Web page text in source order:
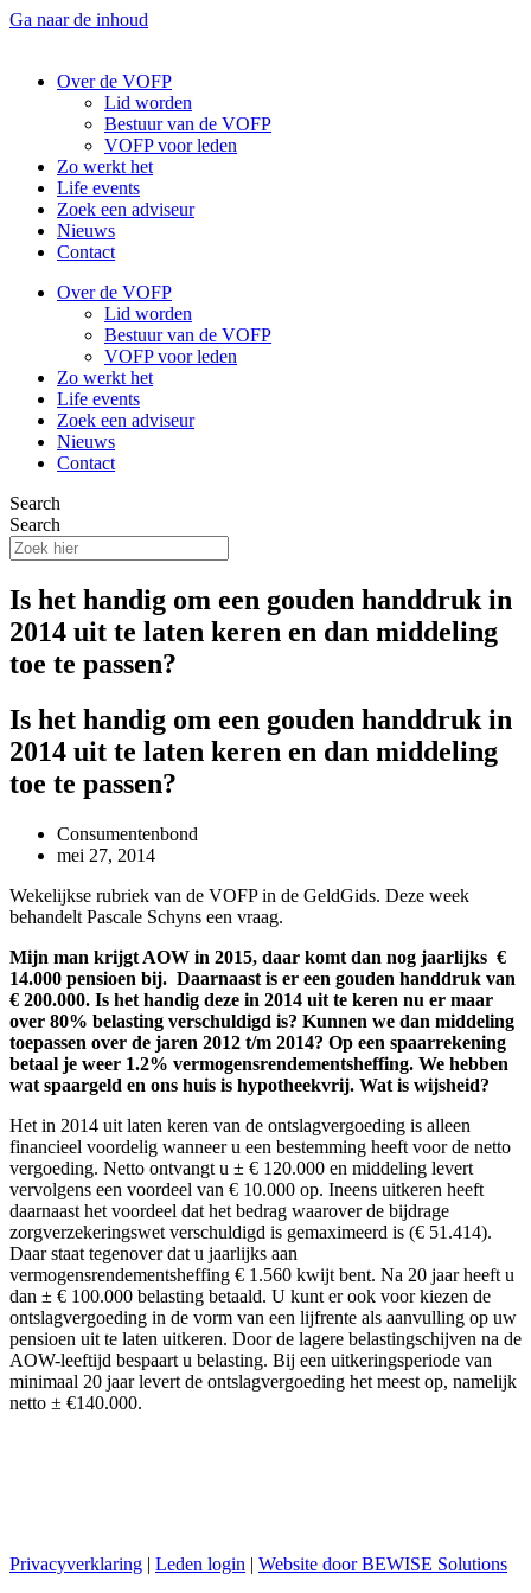
Ga naar de inhoud
Over de VOFP
Lid worden
Bestuur van de VOFP
VOFP voor leden
Zo werkt het
Life events
Zoek een adviseur
Nieuws
Contact
Over de VOFP
Lid worden
Bestuur van de VOFP
VOFP voor leden
Zo werkt het
Life events
Zoek een adviseur
Nieuws
Contact
Search
Search
Is het handig om een gouden handdruk in
2014 uit te laten keren en dan middeling
toe te passen?
Is het handig om een gouden handdruk in
2014 uit te laten keren en dan middeling
toe te passen?
Consumentenbond
mei 27, 2014
Wekelijkse rubriek van de VOFP in de GeldGids. Deze week
behandelt Pascale Schyns een vraag.
Mijn man krijgt AOW in 2015, daar komt dan nog jaarlijks €
14.000 pensioen bij. Daarnaast is er een gouden handdruk van
€ 200.000. Is het handig deze in 2014 uit te keren nu er maar
over 80% belasting verschuldigd is? Kunnen we dan middeling
toepassen over de jaren 2012 t/m 2014? Op een spaarrekening
betaal je weer 1.2% vermogensrendementsheffing. We hebben
wat spaargeld en ons huis is hypotheekvrij. Wat is wijsheid?
Het in 2014 uit laten keren van de ontslagvergoeding is alleen
financieel voordelig wanneer u een bestemming heeft voor de netto
vergoeding. Netto ontvangt u ± € 120.000 en middeling levert
vervolgens een voordeel van € 10.000 op. Ineens uitkeren heeft
daarnaast het voordeel dat het bedrag waarover de bijdrage
zorgverzekeringswet verschuldigd is gemaximeerd is (€ 51.414).
Daar staat tegenover dat u jaarlijks aan
vermogensrendementsheffing € 1.560 kwijt bent. Na 20 jaar heeft u
dan ± € 100.000 belasting betaald. U kunt er ook voor kiezen de
ontslagvergoeding in de vorm van een lijfrente als aanvulling op uw
pensioen uit te laten uitkeren. Door de lagere belastingschijven na de
AOW-leeftijd bespaart u belasting. Bij een uitkeringsperiode van
minimaal 20 jaar levert de ontslagvergoeding het meest op, namelijk
netto ± €140.000.
Privacyverklaring | Leden login | Website door BEWISE Solutions